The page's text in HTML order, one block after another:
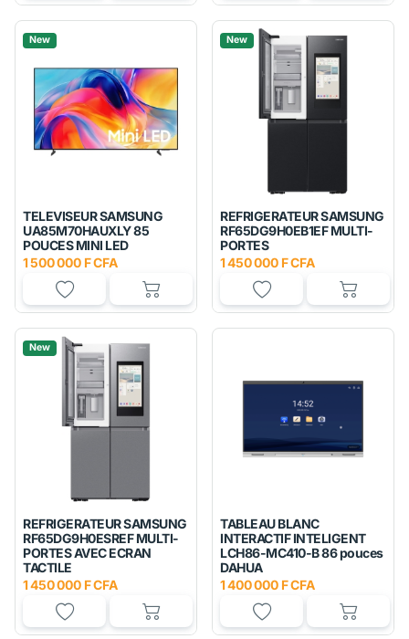
New
TELEVISEUR SAMSUNG
UA85M70HAUXLY 85
POUCES MINI LED
1 500 000 F CFA
New
REFRIGERATEUR SAMSUNG
RF65DG9H0EB1EF MULTI-
PORTES
1 450 000 F CFA
New
REFRIGERATEUR SAMSUNG
RF65DG9H0ESREF MULTI-
PORTES AVEC ECRAN
TACTILE
1 450 000 F CFA
TABLEAU BLANC
INTERACTIF INTELIGENT
LCH86-MC410-B 86 pouces
DAHUA
1 400 000 F CFA